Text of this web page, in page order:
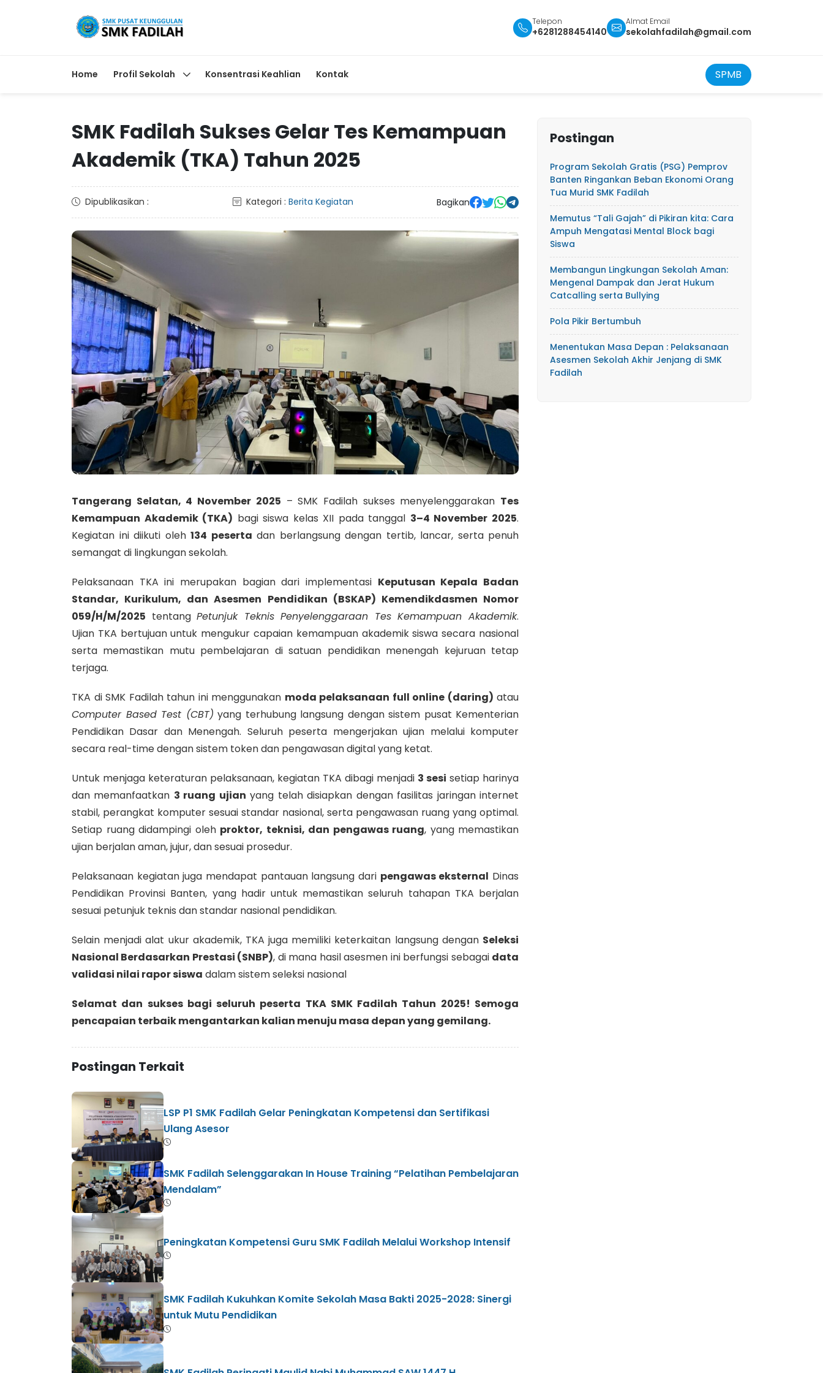
Telepon
+6281288454140
Almat Email
sekolahfadilah@gmail.com
Home Profil Sekolah Konsentrasi Keahlian Kontak SPMB
SMK Fadilah Sukses Gelar Tes Kemampuan
Akademik (TKA) Tahun 2025
Dipublikasikan : Kategori : Berita Kegiatan Bagikan
Tangerang Selatan, 4 November 2025 – SMK Fadilah sukses menyelenggarakan Tes
Kemampuan Akademik (TKA) bagi siswa kelas XII pada tanggal 3–4 November 2025.
Kegiatan ini diikuti oleh 134 peserta dan berlangsung dengan tertib, lancar, serta penuh
semangat di lingkungan sekolah.
Pelaksanaan TKA ini merupakan bagian dari implementasi Keputusan Kepala Badan
Standar, Kurikulum, dan Asesmen Pendidikan (BSKAP) Kemendikdasmen Nomor
059/H/M/2025 tentangPetunjuk Teknis Penyelenggaraan Tes Kemampuan Akademik.
Ujian TKA bertujuan untuk mengukur capaian kemampuan akademik siswa secara nasional
serta memastikan mutu pembelajaran di satuan pendidikan menengah kejuruan tetap
terjaga.
TKA di SMK Fadilah tahun ini menggunakan moda pelaksanaan full online (daring) atau
Computer Based Test (CBT) yang terhubung langsung dengan sistem pusat Kementerian
Pendidikan Dasar dan Menengah. Seluruh peserta mengerjakan ujian melalui komputer
secara real-time dengan sistem token dan pengawasan digital yang ketat.
Untuk menjaga keteraturan pelaksanaan, kegiatan TKA dibagi menjadi 3 sesi setiap harinya
dan memanfaatkan 3 ruang ujian yang telah disiapkan dengan fasilitas jaringan internet
stabil, perangkat komputer sesuai standar nasional, serta pengawasan ruang yang optimal.
Setiap ruang didampingi oleh proktor, teknisi, dan pengawas ruang, yang memastikan
ujian berjalan aman, jujur, dan sesuai prosedur.
Pelaksanaan kegiatan juga mendapat pantauan langsung dari pengawas eksternal Dinas
Pendidikan Provinsi Banten, yang hadir untuk memastikan seluruh tahapan TKA berjalan
sesuai petunjuk teknis dan standar nasional pendidikan.
Selain menjadi alat ukur akademik, TKA juga memiliki keterkaitan langsung dengan Seleksi
Nasional Berdasarkan Prestasi (SNBP), di mana hasil asesmen ini berfungsi sebagai data
validasi nilai rapor siswa dalam sistem seleksi nasional
Selamat dan sukses bagi seluruh peserta TKA SMK Fadilah Tahun 2025! Semoga
pencapaian terbaik mengantarkan kalian menuju masa depan yang gemilang.
Postingan Terkait
LSP P1 SMK Fadilah Gelar Peningkatan Kompetensi dan Sertifikasi
Ulang Asesor
SMK Fadilah Selenggarakan In House Training “Pelatihan Pembelajaran
Mendalam”
Peningkatan Kompetensi Guru SMK Fadilah Melalui Workshop Intensif
SMK Fadilah Kukuhkan Komite Sekolah Masa Bakti 2025-2028: Sinergi
untuk Mutu Pendidikan
Postingan
Program Sekolah Gratis (PSG) Pemprov
Banten Ringankan Beban Ekonomi Orang
Tua Murid SMK Fadilah
Memutus “Tali Gajah” di Pikiran kita: Cara
Ampuh Mengatasi Mental Block bagi
Siswa
​Membangun Lingkungan Sekolah Aman:
Mengenal Dampak dan Jerat Hukum
Catcalling serta Bullying
Pola Pikir Bertumbuh
Menentukan Masa Depan : Pelaksanaan
Asesmen Sekolah Akhir Jenjang di SMK
Fadilah